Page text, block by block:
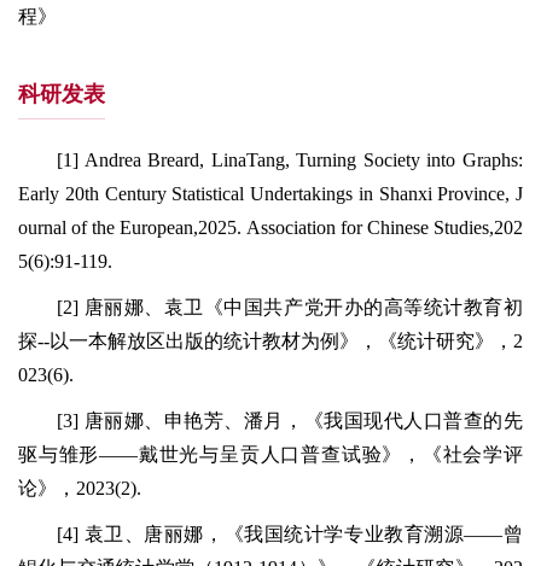
程》
科研发表
[1] Andrea Breard, LinaTang, Turning Society into Graphs:
Early 20th Century Statistical Undertakings in Shanxi Province, J
ournal of the European,2025. Association for Chinese Studies,202
5(6):91-119.
[2] 唐丽娜、袁卫《中国共产党开办的高等统计教育初
探--以一本解放区出版的统计教材为例》，《统计研究》，2
023(6).
[3] 唐丽娜、申艳芳、潘月，《我国现代人口普查的先
驱与雏形——戴世光与呈贡人口普查试验》，《社会学评
论》，2023(2).
[4] 袁卫、唐丽娜，《我国统计学专业教育溯源——曾